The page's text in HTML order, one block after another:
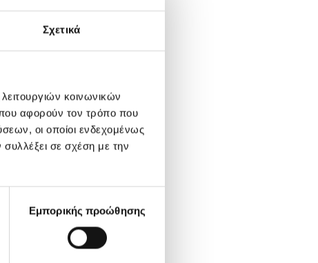
Σχετικά
κοινωνικών
αφορούν τον τρόπο που
οι οποίοι ενδεχομένως
σε σχέση με την
Εμπορικής προώθησης